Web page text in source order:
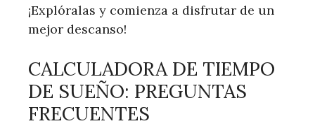
¡Explóralas y comienza a disfrutar de un
mejor descanso!
CALCULADORA DE TIEMPO
DE SUEÑO: PREGUNTAS
FRECUENTES